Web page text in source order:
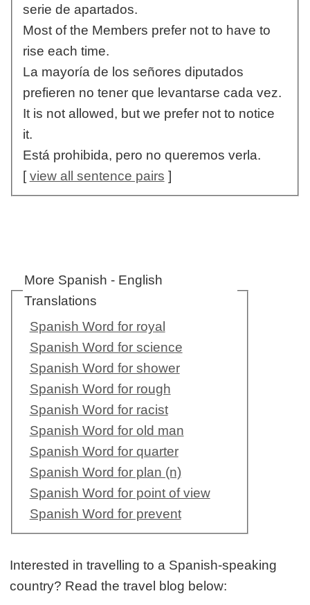
serie de apartados.
Most of the Members prefer not to have to
rise each time.
La mayoría de los señores diputados
prefieren no tener que levantarse cada vez.
It is not allowed, but we prefer not to notice
it.
Está prohibida, pero no queremos verla.
[view all sentence pairs ]
More Spanish - English
Translations
Spanish Word for royal
Spanish Word for science
Spanish Word for shower
Spanish Word for rough
Spanish Word for racist
Spanish Word for old man
Spanish Word for quarter
Spanish Word for plan (n)
Spanish Word for point of view
Spanish Word for prevent
Interested in travelling to a Spanish-speaking
country? Read the travel blog below: